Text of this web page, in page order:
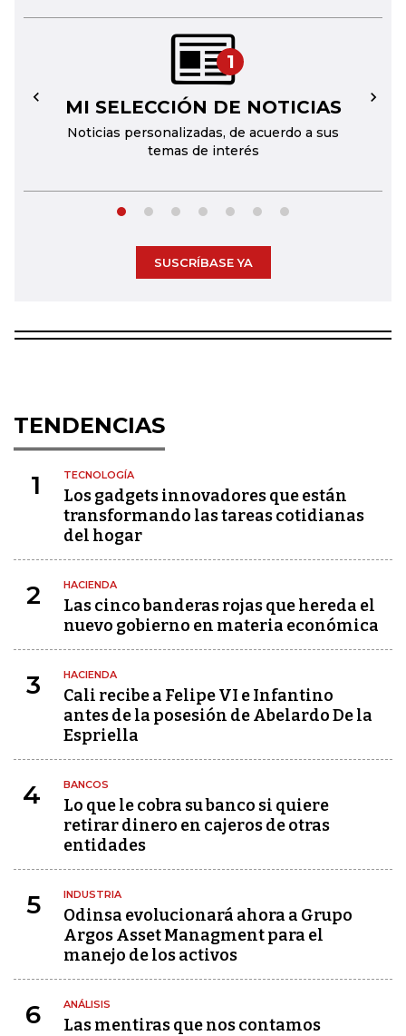
1
MI SELECCIÓN DE NOTICIAS
Noticias personalizadas, de acuerdo a sus
temas de interés
← →
SUSCRÍBASE YA
TENDENCIAS
1 TECNOLOGÍA
Los gadgets innovadores que están
transformando las tareas cotidianas
del hogar
2 HACIENDA
Las cinco banderas rojas que hereda el
nuevo gobierno en materia económica
3 HACIENDA
Cali recibe a Felipe VI e Infantino
antes de la posesión de Abelardo De la
Espriella
4 BANCOS
Lo que le cobra su banco si quiere
retirar dinero en cajeros de otras
entidades
5 INDUSTRIA
Odinsa evolucionará ahora a Grupo
Argos Asset Managment para el
manejo de los activos
6 ANÁLISIS
Las mentiras que nos contamos